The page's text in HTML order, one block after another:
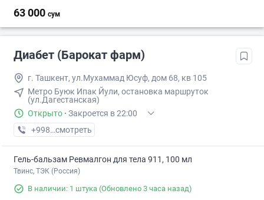
63 000 сум
Диабет (Барокат фарм)
г. Ташкент, ул.Мухаммад Юсуф, дом 68, кв 105
Метро Буюк Ипак Йули, остановка маршруток
(ул.Дагестанская)
Открыто · Закроется в 22:00
+998 (97) XXX-XX-XX
смотреть
Гель-бальзам Ревмалгон для тела 911, 100 мл
Твинс, ТЭК (Россия)
В наличии: 1 штука (Обновлено 3 часа назад)